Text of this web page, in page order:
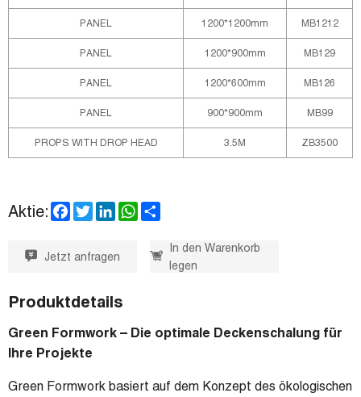
PANEL 1200*1200mm MB1212
PANEL 1200*900mm MB129
PANEL 1200*600mm MB126
PANEL 900*900mm MB99
PROPS WITH DROP HEAD 3.5M ZB3500
Aktie:
F
a
b
k
T
w
t
L
e
n
W
h
r
e
Jetzt anfragen
In den Warenkorb
legen
Produktdetails
Green Formwork – Die optimale Deckenschalung für
Ihre Projekte
Green Formwork basiert auf dem Konzept des ökologischen